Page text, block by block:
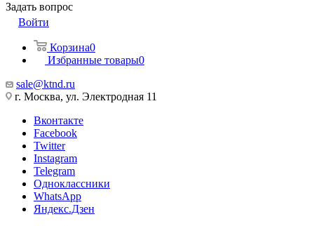
Задать вопрос
Войти
Корзина0
Избранные товары0
sale@ktnd.ru
г. Москва, ул. Электродная 11
Вконтакте
Facebook
Twitter
Instagram
Telegram
Одноклассники
WhatsApp
Яндекс.Дзен